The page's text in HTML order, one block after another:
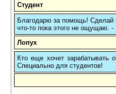
Студент
Благодарю за помощь! Сделай
что-то пока этого не ощущаю.
Лопух
Кто еще хочет зарабатывать
Cпециально для студентов!